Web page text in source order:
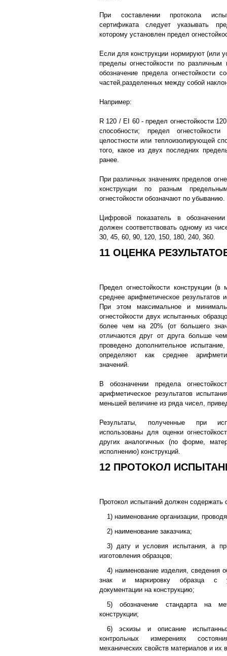
При составлении протокола
сертификата следует указывать
которому установлен предел
Если для конструкции нормируют (или
пределы огнестойкости по различным
обозначение предела огнестойкости
частей,разделенных между собой
Например:
R 120 / EI 60 - предел огнестойкости
способности; предел
целостности или теплоизолирующей
того, какое из двух последних
ранее.
При различных значениях пределов
конструкции по разным
огнестойкости обозначают по убыванию.
Цифровой показатель в обозначении
должен соответствовать одному из
30, 45, 60, 90, 120, 150, 180, 240, 360.
11 ОЦЕНКА
Предел огнестойкости конструкции (в
среднее арифметическое результатов
При этом максимальное и
огнестойкости двух испытанных
более чем на 20% (от большего
отличаются друг от друга больше
проведено дополнительное
определяют как среднее
значений.
В обозначении предела
арифметическое результатов
меньшей величине из ряда чисел,
Результаты, полученные при
использованы для оценки
других аналогичных (по форме,
исполнению) конструкций.
12 ПРОТОКОЛ
Протокол испытаний должен
1) наименование организации,
2) наименование заказчика;
3) дату и условия испытания, а
изготовления образцов;
4) наименование изделия, сведения
знак и маркировку образца с
документации на конструкцию;
5) обозначение стандарта на
конструкции;
6) эскизы и описание
контрольных измерениях
механических свойств материалов и их